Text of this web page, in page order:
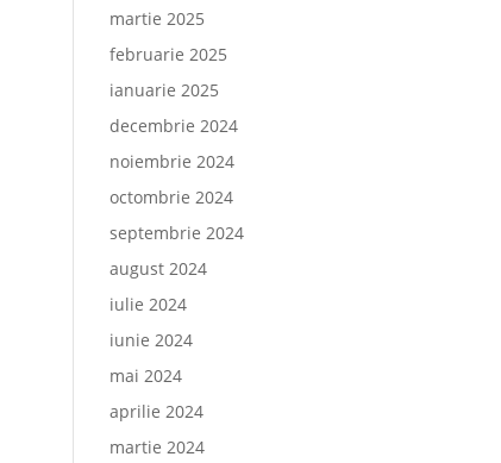
martie 2025
februarie 2025
ianuarie 2025
decembrie 2024
noiembrie 2024
octombrie 2024
septembrie 2024
august 2024
iulie 2024
iunie 2024
mai 2024
aprilie 2024
martie 2024